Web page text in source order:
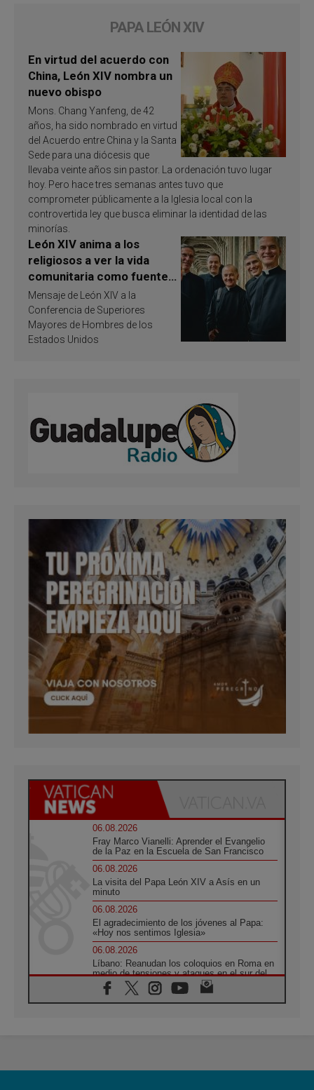
PAPA LEÓN XIV
En virtud del acuerdo con
China, León XIV nombra un
nuevo obispo
Mons. Chang Yanfeng, de 42
años, ha sido nombrado en virtud
del Acuerdo entre China y la Santa
Sede para una diócesis que
llevaba veinte años sin pastor. La ordenación tuvo lugar
hoy. Pero hace tres semanas antes tuvo que
comprometer públicamente a la Iglesia local con la
controvertida ley que busca eliminar la identidad de las
minorías.
León XIV anima a los
religiosos a ver la vida
comunitaria como fuente
de inspiración y
santificación
Mensaje de León XIV a la
Conferencia de Superiores
Mayores de Hombres de los
Estados Unidos
06.08.2026
Fray Marco Vianelli: Aprender el Evangelio
de la Paz en la Escuela de San Francisco
06.08.2026
La visita del Papa León XIV a Asís en un
minuto
06.08.2026
El agradecimiento de los jóvenes al Papa:
«Hoy nos sentimos Iglesia»
06.08.2026
Líbano: Reanudan los coloquios en Roma en
medio de tensiones y ataques en el sur del
país
06.08.2026